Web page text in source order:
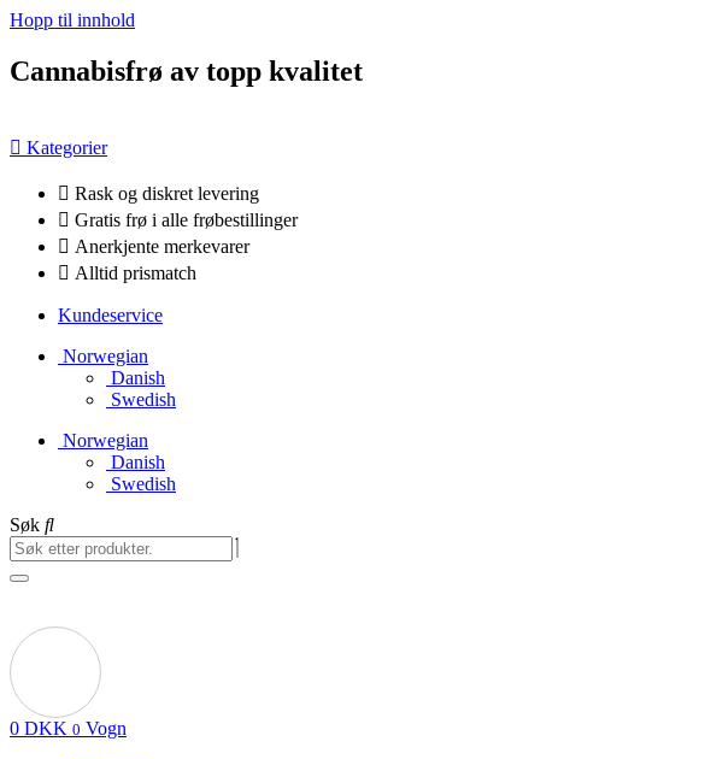
Hopp til innhold
Cannabisfrø av topp kvalitet
Kategorier
Rask og diskret levering
Gratis frø i alle frøbestillinger
Anerkjente merkevarer
Alltid prismatch
Kundeservice
Norwegian
Danish
Swedish
Norwegian
Danish
Swedish
Søk
0 DKK 0 Vogn